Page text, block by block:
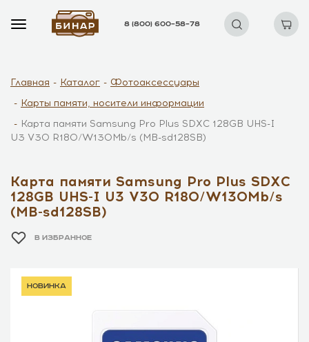
8 (800) 600–58–78
Главная Каталог
Фотоаксессуары
Карты памяти, носители информации
Карта памяти Samsung Pro Plus SDXC 128GB UHS-I
U3 V30 R180/W130Mb/s (MB-sd128SB)
Карта памяти Samsung Pro Plus SDXC
128GB UHS-I U3 V30 R180/W130Mb/s
(MB-sd128SB)
В ИЗБРАННОЕ
новинка